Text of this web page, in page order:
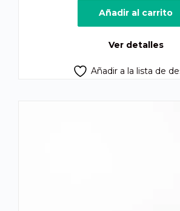
original
era:
Añadir al carrito
Ver detalles
Añadir a la lista de